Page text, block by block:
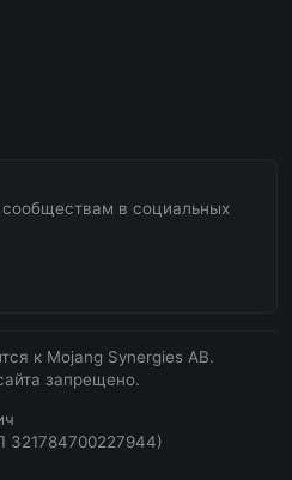
в социальных
к Mojang Synergies AB.
запрещено.